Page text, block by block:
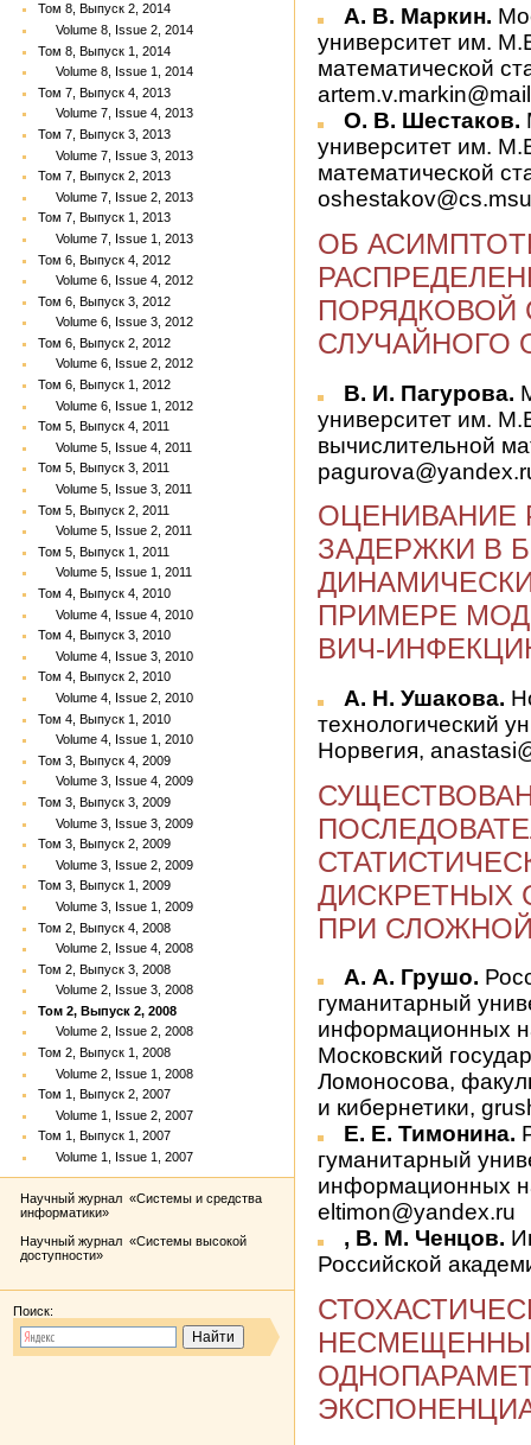
Том 8, Выпуск 2, 2014
Volume 8, Issue 2, 2014
Том 8, Выпуск 1, 2014
Volume 8, Issue 1, 2014
Том 7, Выпуск 4, 2013
Volume 7, Issue 4, 2013
Том 7, Выпуск 3, 2013
Volume 7, Issue 3, 2013
Том 7, Выпуск 2, 2013
Volume 7, Issue 2, 2013
Том 7, Выпуск 1, 2013
Volume 7, Issue 1, 2013
Том 6, Выпуск 4, 2012
Volume 6, Issue 4, 2012
Том 6, Выпуск 3, 2012
Volume 6, Issue 3, 2012
Том 6, Выпуск 2, 2012
Volume 6, Issue 2, 2012
Том 6, Выпуск 1, 2012
Volume 6, Issue 1, 2012
Том 5, Выпуск 4, 2011
Volume 5, Issue 4, 2011
Том 5, Выпуск 3, 2011
Volume 5, Issue 3, 2011
Том 5, Выпуск 2, 2011
Volume 5, Issue 2, 2011
Том 5, Выпуск 1, 2011
Volume 5, Issue 1, 2011
Том 4, Выпуск 4, 2010
Volume 4, Issue 4, 2010
Том 4, Выпуск 3, 2010
Volume 4, Issue 3, 2010
Том 4, Выпуск 2, 2010
Volume 4, Issue 2, 2010
Том 4, Выпуск 1, 2010
Volume 4, Issue 1, 2010
Том 3, Выпуск 4, 2009
Volume 3, Issue 4, 2009
Том 3, Выпуск 3, 2009
Volume 3, Issue 3, 2009
Том 3, Выпуск 2, 2009
Volume 3, Issue 2, 2009
Том 3, Выпуск 1, 2009
Volume 3, Issue 1, 2009
Том 2, Выпуск 4, 2008
Volume 2, Issue 4, 2008
Том 2, Выпуск 3, 2008
Volume 2, Issue 3, 2008
Том 2, Выпуск 2, 2008
Volume 2, Issue 2, 2008
Том 2, Выпуск 1, 2008
Volume 2, Issue 1, 2008
Том 1, Выпуск 2, 2007
Volume 1, Issue 2, 2007
Том 1, Выпуск 1, 2007
Volume 1, Issue 1, 2007
Научный журнал «Системы и средства
информатики»
Научный журнал «Системы высокой
доступности»
Поиск:
А. В. Маркин.
университет им.
математической
О. В. Шестаков.
университет им.
математической
ОБ
ПОРЯДКОВОЙ
СЛУЧАЙНОГО
В. И. Пагурова.
университет им.
вычислительной
ОЦЕНИВАНИЕ
ЗАДЕРЖКИ В
ПРИМЕРЕ
ВИЧ-
А. Н. Ушакова.
технологический
Норвегия,
ДИСКРЕТНЫХ
ПРИ
А. А. Грушо.
гуманитарный
информационных
Московский
Ломоносова,
и кибернетики,
Е. Е. Тимонина.
гуманитарный
информационных
eltimon@yandex.ru
, В. М. Ченцов.
Российской